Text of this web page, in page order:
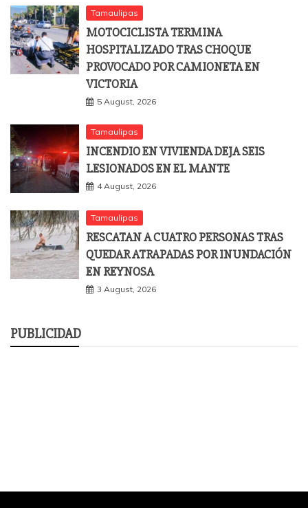
Tamaulipas
MOTOCICLISTA TERMINA
HOSPITALIZADO TRAS CHOQUE
PROVOCADO POR CAMIONETA EN
VICTORIA
5 August, 2026
Tamaulipas
INCENDIO EN VIVIENDA DEJA SEIS
LESIONADOS EN EL MANTE
4 August, 2026
Tamaulipas
RESCATAN A CUATRO PERSONAS TRAS
QUEDAR ATRAPADAS POR INUNDACIÓN
EN REYNOSA
3 August, 2026
PUBLICIDAD